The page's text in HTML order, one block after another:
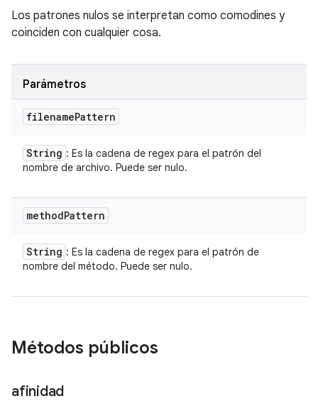
Los patrones nulos se interpretan como comodines y
coinciden con cualquier cosa.
Parámetros
filenamePattern
String : Es la cadena de regex para el patrón del
nombre de archivo. Puede ser nulo.
methodPattern
String : Es la cadena de regex para el patrón de
nombre del método. Puede ser nulo.
Métodos públicos
afinidad